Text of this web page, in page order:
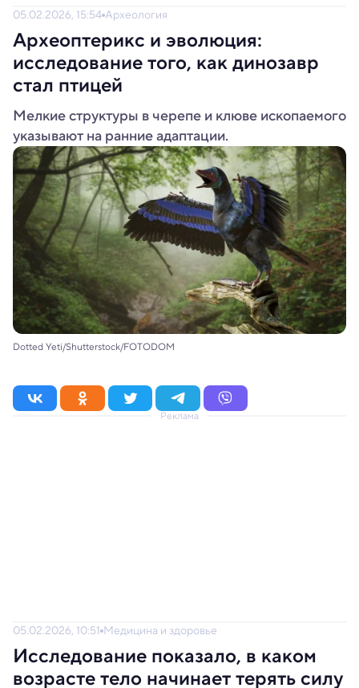
05.02.2026, 15:54 Археология
Археоптерикс и эволюция:
исследование того, как динозавр
стал птицей
Мелкие структуры в черепе и клюве ископаемого
указывают на ранние адаптации.
Dotted Yeti/Shutterstock/FOTODOM
Реклама
05.02.2026, 10:51 Медицина и здоровье
Исследование показало, в каком
возрасте тело начинает терять силу